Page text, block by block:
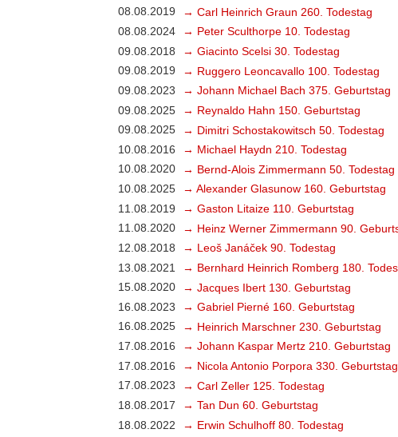
08.08.2019
→ Carl Heinrich Graun 260. Todestag
08.08.2024
→ Peter Sculthorpe 10. Todestag
09.08.2018
→ Giacinto Scelsi 30. Todestag
09.08.2019
→ Ruggero Leoncavallo 100. Todestag
09.08.2023
→ Johann Michael Bach 375. Geburtstag
09.08.2025
→ Reynaldo Hahn 150. Geburtstag
09.08.2025
→ Dimitri Schostakowitsch 50. Todestag
10.08.2016
→ Michael Haydn 210. Todestag
10.08.2020
→ Bernd-Alois Zimmermann 50. Todestag
10.08.2025
→ Alexander Glasunow 160. Geburtstag
11.08.2019
→ Gaston Litaize 110. Geburtstag
11.08.2020
→ Heinz Werner Zimmermann 90.
12.08.2018
→ Leoš Janáček 90. Todestag
13.08.2021
→ Bernhard Heinrich Romberg 180.
15.08.2020
→ Jacques Ibert 130. Geburtstag
16.08.2023
→ Gabriel Pierné 160. Geburtstag
16.08.2025
→ Heinrich Marschner 230. Geburtstag
17.08.2016
→ Johann Kaspar Mertz 210. Geburtstag
17.08.2016
→ Nicola Antonio Porpora 330. Geburtstag
17.08.2023
→ Carl Zeller 125. Todestag
18.08.2017
→ Tan Dun 60. Geburtstag
18.08.2022
→ Erwin Schulhoff 80. Todestag